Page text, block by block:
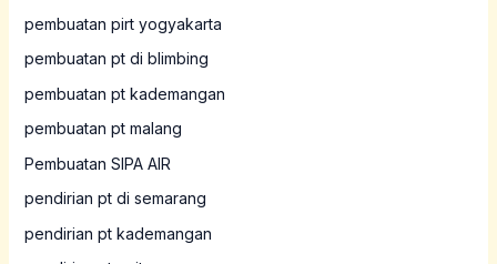
pembuatan pirt yogyakarta
pembuatan pt di blimbing
pembuatan pt kademangan
pembuatan pt malang
Pembuatan SIPA AIR
pendirian pt di semarang
pendirian pt kademangan